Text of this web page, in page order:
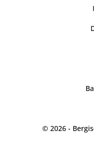
© 2026 -